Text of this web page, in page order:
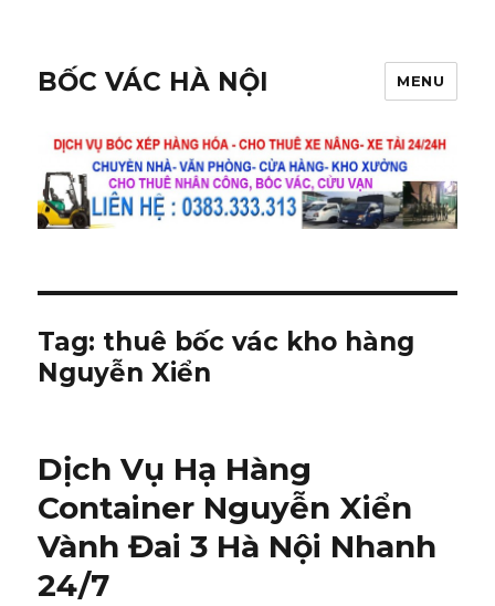
BỐC VÁC HÀ NỘI MENU
Tag: thuê bốc vác kho hàng
Nguyễn Xiển
Dịch Vụ Hạ Hàng
Container Nguyễn Xiển
Vành Đai 3 Hà Nội Nhanh
24/7